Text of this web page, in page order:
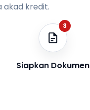
akad kredit.
3
Siapkan Dokumen